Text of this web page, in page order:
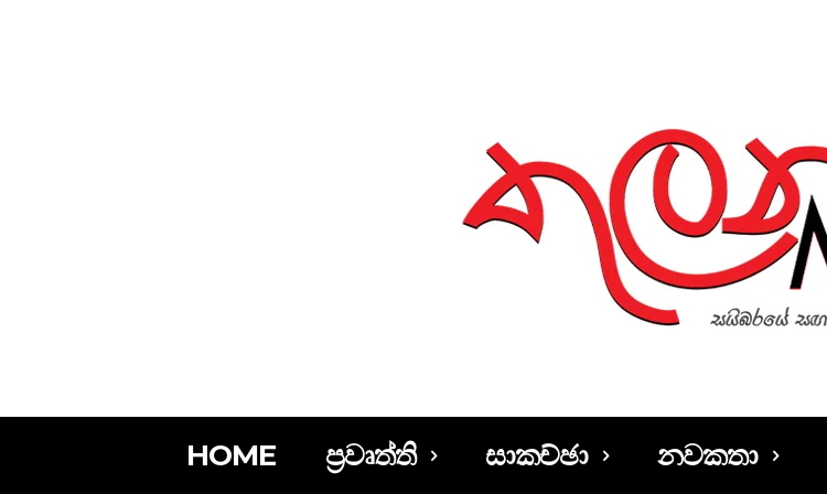
HOME ප්‍රවෘත්ති සාකච්ඡා නවකතා